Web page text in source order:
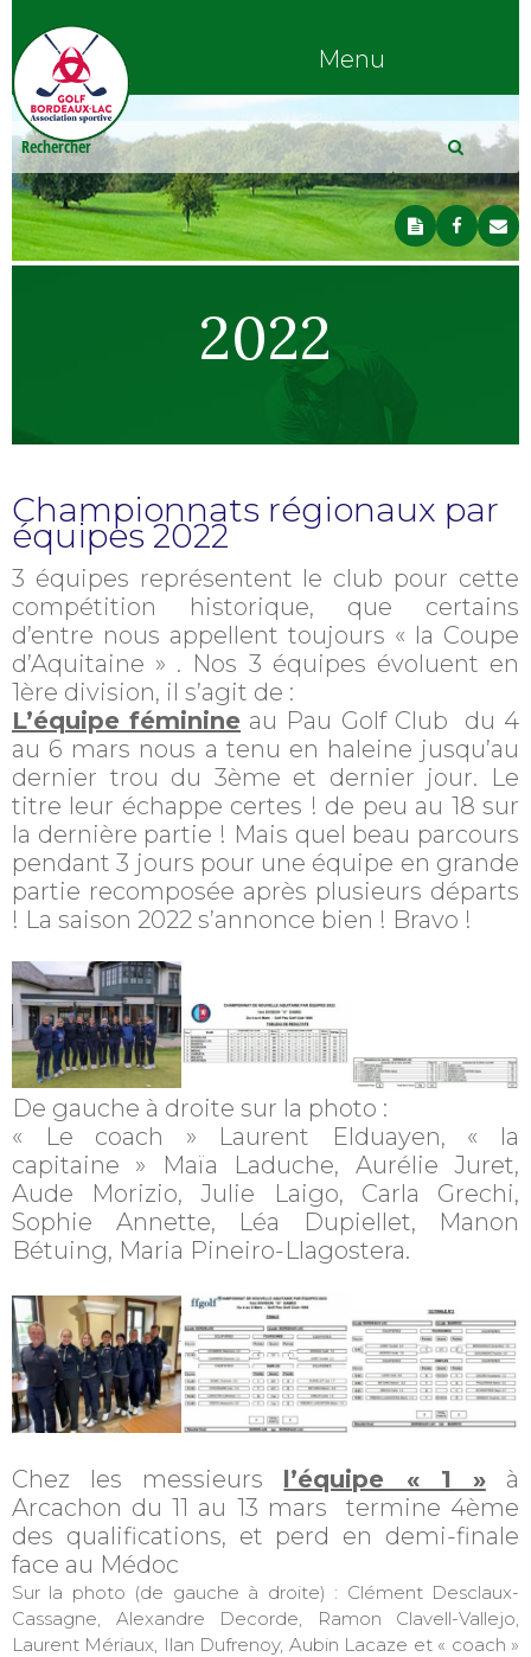
Menu
2022
Championnats régionaux par
équipes 2022
3 équipes représentent le club pour cette
compétition historique, que certains
d’entre nous appellent toujours « la Coupe
d’Aquitaine » . Nos 3 équipes évoluent en
1ère division, il s’agit de :
L’équipe féminine au Pau Golf Club du 4
au 6 mars nous a tenu en haleine jusqu’au
dernier trou du 3ème et dernier jour. Le
titre leur échappe certes ! de peu au 18 sur
la dernière partie ! Mais quel beau parcours
pendant 3 jours pour une équipe en grande
partie recomposée après plusieurs départs
! La saison 2022 s’annonce bien ! Bravo !
De gauche à droite sur la photo :
« Le coach » Laurent Elduayen, « la
capitaine » Maïa Laduche, Aurélie Juret,
Aude Morizio, Julie Laigo, Carla Grechi,
Sophie Annette, Léa Dupiellet, Manon
Bétuing, Maria Pineiro-Llagostera.
Chez les messieurs l’équipe « 1 »à
Arcachon du 11 au 13 mars termine 4ème
des qualifications, et perd en demi-finale
face au Médoc
Sur la photo (de gauche à droite) : Clément Desclaux-
Cassagne, Alexandre Decorde, Ramon Clavell-Vallejo,
Laurent Mériaux, Ilan Dufrenoy, Aubin Lacaze et « coach »